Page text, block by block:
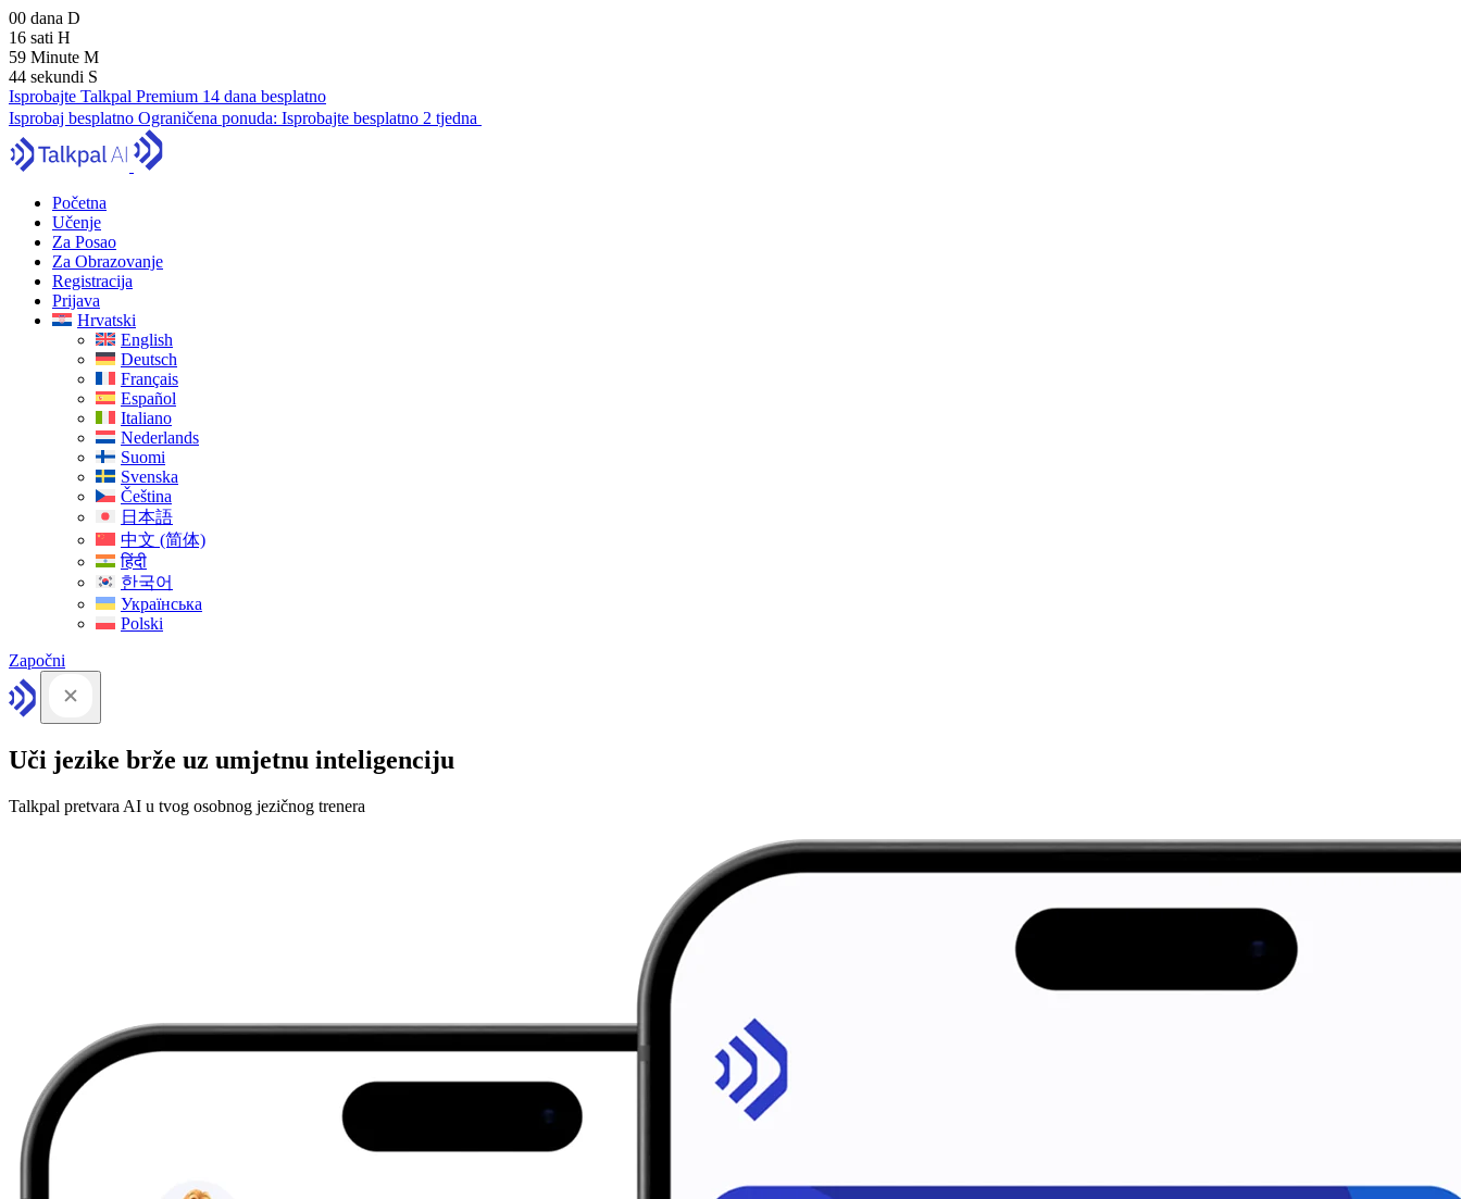
00 dana D
16 sati H
59 Minute M
43 sekundi S
Isprobajte Talkpal Premium 14 dana besplatno
Isprobaj besplatno Ograničena ponuda: Isprobajte besplatno 2 tjedna
Početna
Učenje
Za Posao
Za Obrazovanje
Registracija
Prijava
Hrvatski
English
Deutsch
Français
Español
Italiano
Nederlands
Suomi
Svenska
Čeština
日本語
中文 (简体)
हिंदी
한국어
Українська
Polski
Započni
Uči jezike brže uz umjetnu inteligenciju
Talkpal pretvara AI u tvog osobnog jezičnog trenera